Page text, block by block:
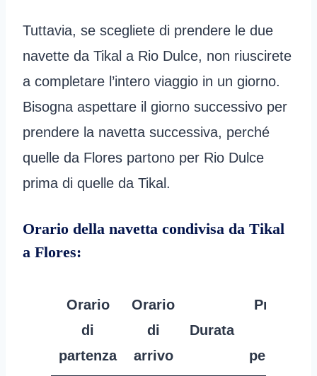
Tuttavia, se scegliete di prendere le due
navette da Tikal a Rio Dulce, non riuscirete
a completare l’intero viaggio in un giorno.
Bisogna aspettare il giorno successivo per
prendere la navetta successiva, perché
quelle da Flores partono per Rio Dulce
prima di quelle da Tikal.
Orario della navetta condivisa da Tikal
a Flores:
Orario
di
partenza
Orario
di
arrivo
Durata
Prezzo
persona